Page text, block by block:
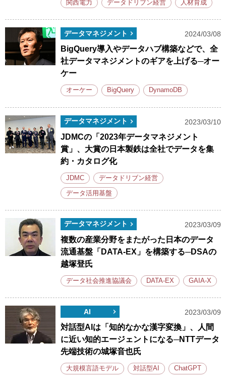
関西電力 データドリブン経営 人材育成
データマネジメント 2024/03/08
BigQuery導入やデータハブ構築などで、全
社データマネジメントのギアを上げる─オー
ケー
オーケー BigQuery DynamoDB
データマネジメント 2023/03/10
JDMCの「2023年データマネジメント
賞」、大賞の日本製鉄は全社でデータを集
約・カタログ化
JDMC データドリブン経営
データ活用基盤
データマネジメント 2023/03/09
複数の産業分野をまたがった日本のデータ
流通基盤「DATA-EX」を構築する─DSAの
越塚登氏
データ社会推進協議会 DATA-EX GAIA-X
AI 2023/03/09
対話型AIは「知的なかな漢字変換」、人間
に近い知的エージェントになる─NTTデータ
先端技術の城塚音也氏
大規模言語モデル 対話型AI ChatGPT